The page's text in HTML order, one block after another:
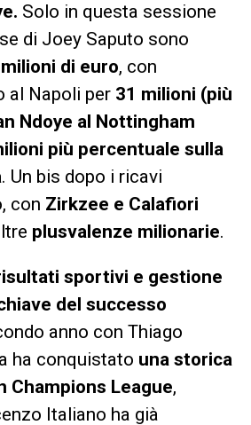
Solo in questa sessione
di Joey Saputo sono
di euro, con
al Napoli per 31 milioni (più
Ndoye al Nottingham
più percentuale sulla
. Un bis dopo i ricavi
con Zirkzee e Calafiori
plusvalenze milionarie.
sportivi e gestione
del successo
anno con Thiago
ha conquistato una storica
Champions League,
Italiano ha già